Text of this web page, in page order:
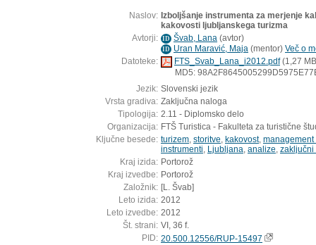
Naslov: Izboljšanje instrumenta za merjenje
kakovosti ljubljanskega turizma
Avtorji: ID Švab, Lana (avtor)
ID Uran Maravić, Maja (mentor) Več o
Datoteke:
FTS_Svab_Lana_i2012.pdf(1,27
MD5:
Jezik: Slovenski jezik
Vrsta gradiva: Zaključna naloga
Tipologija: 2.11 - Diplomsko delo
Organizacija: FTŠ Turistica - Fakulteta za turistične
Ključne besede: turizem storitve kakovost, management
instrumenti Ljubljana analize zaključni
Kraj izida: Portorož
Kraj izvedbe: Portorož
Založnik: [L. Švab]
Leto izida: 2012
Leto izvedbe: 2012
Št. strani: VI, 36 f.
PID: 20.500.12556/RUP-15497